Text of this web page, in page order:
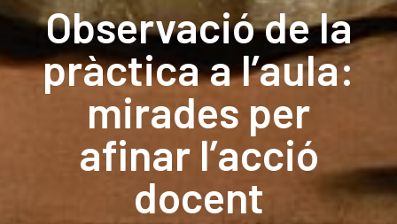
Observació de la
pràctica a l’aula:
mirades per
afinar l’acció
docent